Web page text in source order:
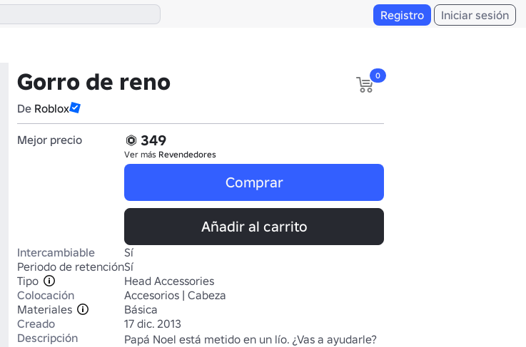
Registro Iniciar sesión
Gorro de reno
De Roblox
0
Mejor precio 349
Ver más Revendedores
Comprar
Añadir al carrito
Intercambiable
Sí
Periodo de retenciónSí
Tipo
Head Accessories
Colocación
Accesorios | Cabeza
Materiales
Básica
Creado
17 dic. 2013
Descripción
Papá Noel está metido en un lío. ¿Vas a ayudarle?